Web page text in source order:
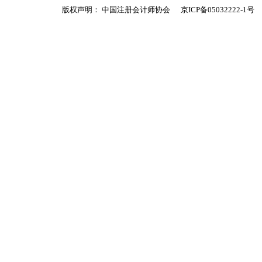
版权声明： 中国注册会计师协会 京ICP备05032222-1号